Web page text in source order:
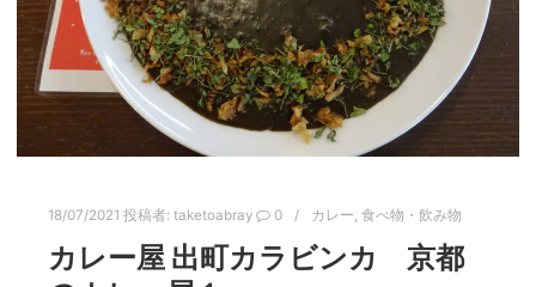
18/07/2021 投稿者: taketoabray 0 カレー 食べ物・飲み物
カレー屋 出町カラビンカ 京都